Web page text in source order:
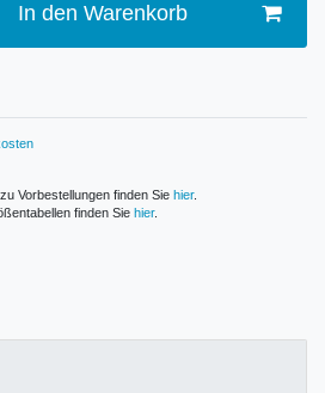
In den Warenkorb
Vorbestellungen finden Sie hier.
finden Sie hier.